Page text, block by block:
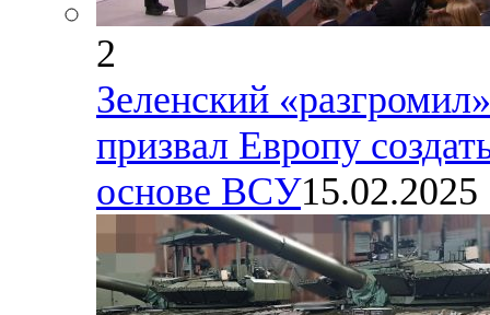
2
Зеленский
призвал Европу
основе ВСУ15.02.2025